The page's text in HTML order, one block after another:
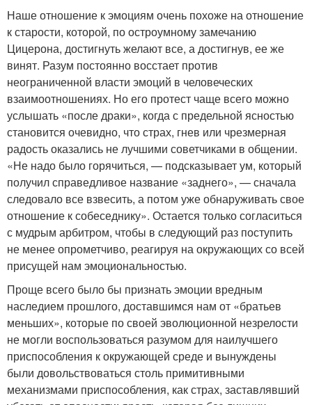
Наше отношение к эмоциям очень похоже на отношение
к старости, которой, по остроумному замечанию
Цицерона, достигнуть желают все, а достигнув, ее же
винят. Разум постоянно восстает против
неограниченной власти эмоций в человеческих
взаимоотношениях. Но его протест чаще всего можно
услышать «после драки», когда с предельной ясностью
становится очевидно, что страх, гнев или чрезмерная
радость оказались не лучшими советчиками в общении.
«Не надо было горячиться, — подсказывает ум, который
получил справедливое название «заднего», — сначала
следовало все взвесить, а потом уже обнаруживать свое
отношение к собеседнику». Остается только согласиться
с мудрым арбитром, чтобы в следующий раз поступить
не менее опрометчиво, реагируя на окружающих со всей
присущей нам эмоциональностью.
Проще всего было бы признать эмоции вредным
наследием прошлого, доставшимся нам от «братьев
меньших», которые по своей эволюционной незрелости
не могли воспользоваться разумом для наилучшего
приспособления к окружающей среде и вынуждены
были довольствоваться столь примитивными
механизмами приспособления, как страх, заставлявший